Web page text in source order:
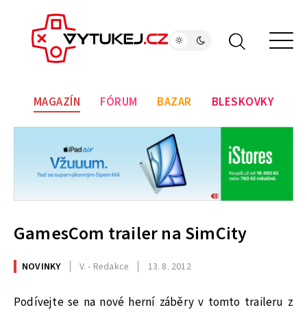
MAGAZÍN FÓRUM BAZAR BLESKOVKY
GamesCom trailer na SimCity
NOVINKY V. - Redakce 13. 8. 2012
Podívejte se na nové herní záběry v tomto traileru z